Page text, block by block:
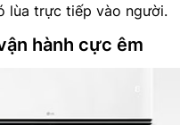
lùa trực tiếp vào người.
hành cực êm